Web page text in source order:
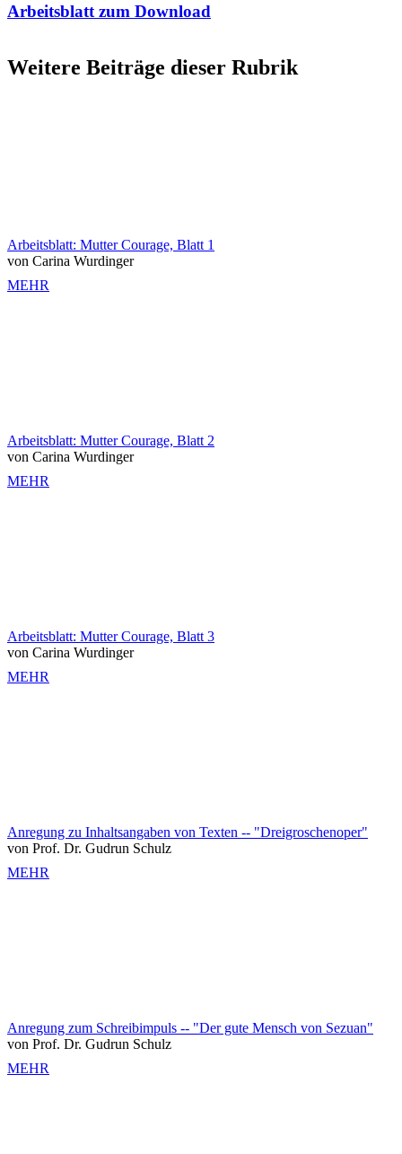
Arbeitsblatt zum Download
Weitere Beiträge dieser Rubrik
Arbeitsblatt: Mutter Courage, Blatt 1
von Carina Wurdinger
MEHR
Arbeitsblatt: Mutter Courage, Blatt 2
von Carina Wurdinger
MEHR
Arbeitsblatt: Mutter Courage, Blatt 3
von Carina Wurdinger
MEHR
Anregung zu Inhaltsangaben von Texten -- "Dreigroschenoper"
von Prof. Dr. Gudrun Schulz
MEHR
Anregung zum Schreibimpuls -- "Der gute Mensch von Sezuan"
von Prof. Dr. Gudrun Schulz
MEHR